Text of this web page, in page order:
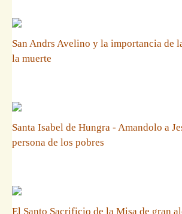
San Andrs Avelino y la importancia de
la muerte
Santa Isabel de Hungra - Amandolo a
persona de los pobres
El Santo Sacrificio de la Misa de gran